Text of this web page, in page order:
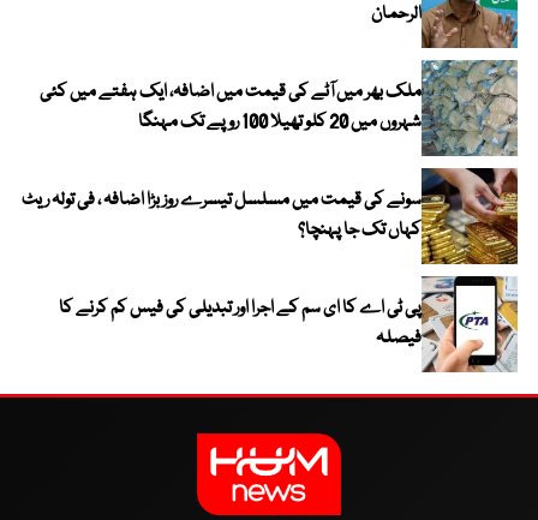
الرحمان
ملک بھر میں آٹے کی قیمت میں اضافہ، ایک ہفتے میں کئی
شہروں میں 20 کلو تھیلا 100 روپے تک مہنگا
سونے کی قیمت میں مسلسل تیسرے روز بڑا اضافہ ، فی تولہ ریٹ
کہاں تک جا پہنچا؟
پی ٹی اے کا ای سم کے اجرا اور تبدیلی کی فیس کم کرنے کا
فیصلہ